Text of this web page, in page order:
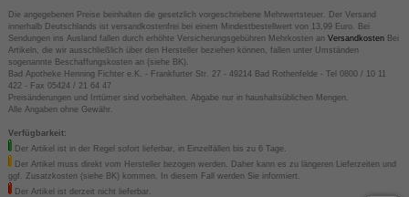
Die angegebenen Preise beinhalten die gesetzlich vorgeschriebene Mehrwertsteuer. Der Versand
innerhalb Deutschlands ist versandkostenfrei bei einem Mindestbestellwert von 13,99 Euro. Bei
Sendungen ins Ausland fallen durch erhöhte Versicherungsgebühren Mehrkosten an VersandkostenBei
Artikeln, die wir ausschließlich über den Hersteller beziehen können, fallen unter Umständen
sogenannte Beschaffungskosten an (siehe BK).
Bad Apotheke Henning Fichter e.K. - Frankfurter Str. 27 - 49214 Bad Rothenfelde - Tel 0800 / 10 11
422 - Fax 05424 / 21 64 47
Preisänderungen und Irrtümer sind vorbehalten. Abgabe nur in haushaltsüblichen Mengen.
Alle Angaben ohne Gewähr.
Verfügbarkeit:
Der Artikel ist in der Regel sofort lieferbar, in Einzelfällen bis zu 6 Tage.
Der Artikel muss direkt vom Hersteller bezogen werden. Daher kann es zu längeren Lieferzeiten und
ggf. Zusatzkosten (siehe BK) kommen. In diesem Fall werden Sie informiert.
Der Artikel ist derzeit nicht lieferbar.